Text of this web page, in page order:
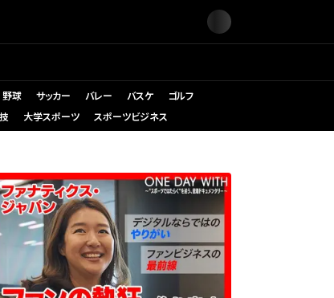
野球 サッカー バレー バスケ
ゴルフ
大学スポーツ スポーツビジネス